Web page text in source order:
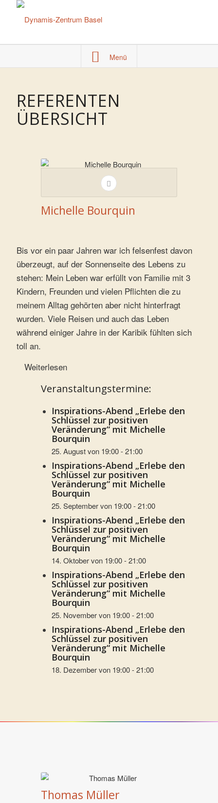
Menü
REFERENTEN
ÜBERSICHT
Michelle Bourquin
Bis vor ein paar Jahren war ich felsenfest davon
überzeugt, auf der Sonnenseite des Lebens zu
stehen: Mein Leben war erfüllt von Familie mit 3
Kindern, Freunden und vielen Pflichten die zu
meinem Alltag gehörten aber nicht hinterfragt
wurden. Viele Reisen und auch das Leben
während einiger Jahre in der Karibik fühlten sich
toll an.
Weiterlesen
Veranstaltungstermine:
Inspirations-Abend „Erlebe den
Schlüssel zur positiven
Veränderung“ mit Michelle
Bourquin
25. August von 19:00-21:00
Inspirations-Abend „Erlebe den
Schlüssel zur positiven
Veränderung“ mit Michelle
Bourquin
25. September von 19:00-21:00
Inspirations-Abend „Erlebe den
Schlüssel zur positiven
Veränderung“ mit Michelle
Bourquin
14. Oktober von 19:00-21:00
Inspirations-Abend „Erlebe den
Schlüssel zur positiven
Veränderung“ mit Michelle
Bourquin
25. November von 19:00-21:00
Inspirations-Abend „Erlebe den
Schlüssel zur positiven
Veränderung“ mit Michelle
Bourquin
18. Dezember von 19:00-21:00
Thomas Müller